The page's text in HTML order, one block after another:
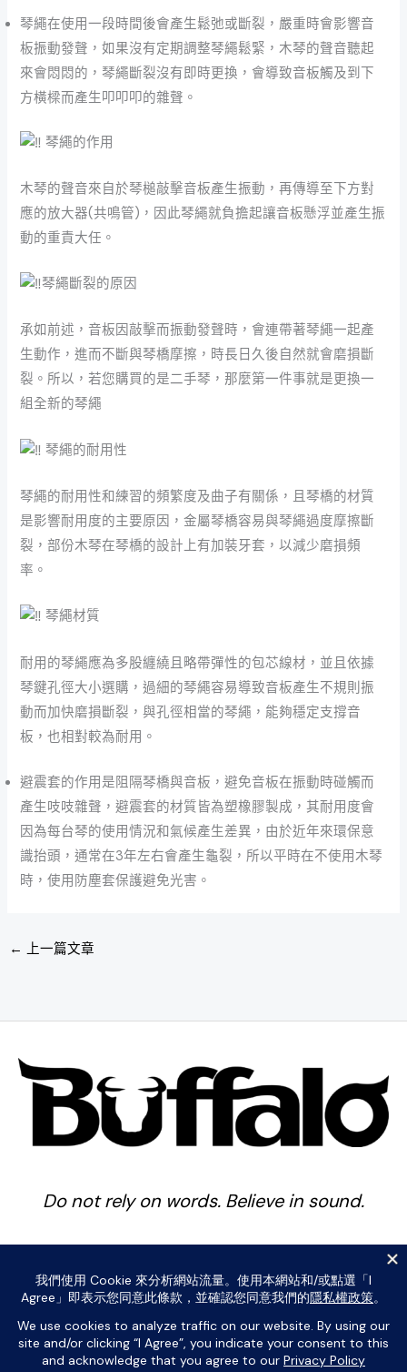
琴繩在使用一段時間後會產生鬆弛或斷裂，嚴重時會影響音
板振動發聲，如果沒有定期調整琴繩鬆緊，木琴的聲音聽起
來會悶悶的，琴繩斷裂沒有即時更換，會導致音板觸及到下
方橫樑而產生叩叩叩的雜聲。
琴繩的作用
木琴的聲音來自於琴槌敲擊音板產生振動，再傳導至下方對
應的放大器(共鳴管)，因此琴繩就負擔起讓音板懸浮並產生振
動的重責大任。
琴繩斷裂的原因
承如前述，音板因敲擊而振動發聲時，會連帶著琴繩一起產
生動作，進而不斷與琴橋摩擦，時長日久後自然就會磨損斷
裂。所以，若您購買的是二手琴，那麼第一件事就是更換一
組全新的琴繩
琴繩的耐用性
琴繩的耐用性和練習的頻繁度及曲子有關係，且琴橋的材質
是影響耐用度的主要原因，金屬琴橋容易與琴繩過度摩擦斷
裂，部份木琴在琴橋的設計上有加裝牙套，以減少磨損頻
率。
琴繩材質
耐用的琴繩應為多股纏繞且略帶彈性的包芯線材，並且依據
琴鍵孔徑大小選購，過細的琴繩容易導致音板產生不規則振
動而加快磨損斷裂，與孔徑相當的琴繩，能夠穩定支撐音
板，也相對較為耐用。
避震套的作用是阻隔琴橋與音板，避免音板在振動時碰觸而
產生吱吱雜聲，避震套的材質皆為塑橡膠製成，其耐用度會
因為每台琴的使用情況和氣候產生差異，由於近年來環保意
識抬頭，通常在3年左右會產生龜裂，所以平時在不使用木琴
時，使用防塵套保護避免光害。
← 上一篇文章
Do not rely on words. Believe in sound.
Copyright © 2026 Buffalo Percussion . Powered by Buffalo
Percussion .